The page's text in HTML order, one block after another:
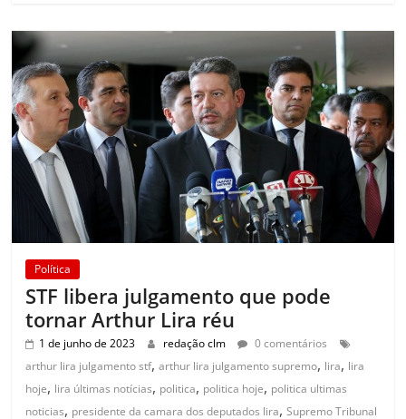
Política
STF libera julgamento que pode
tornar Arthur Lira réu
1 de junho de 2023 redação clm
0 comentários
arthur lira julgamento stf,arthur lira julgamento supremo, lira, lira
hoje, lira últimas notícias, politica, politica hoje, politica ultimas
noticias, presidente da camara dos deputados lira,Supremo Tribunal